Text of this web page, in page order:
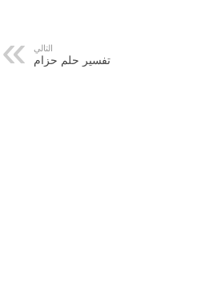
التالي
تفسير حلم حزام